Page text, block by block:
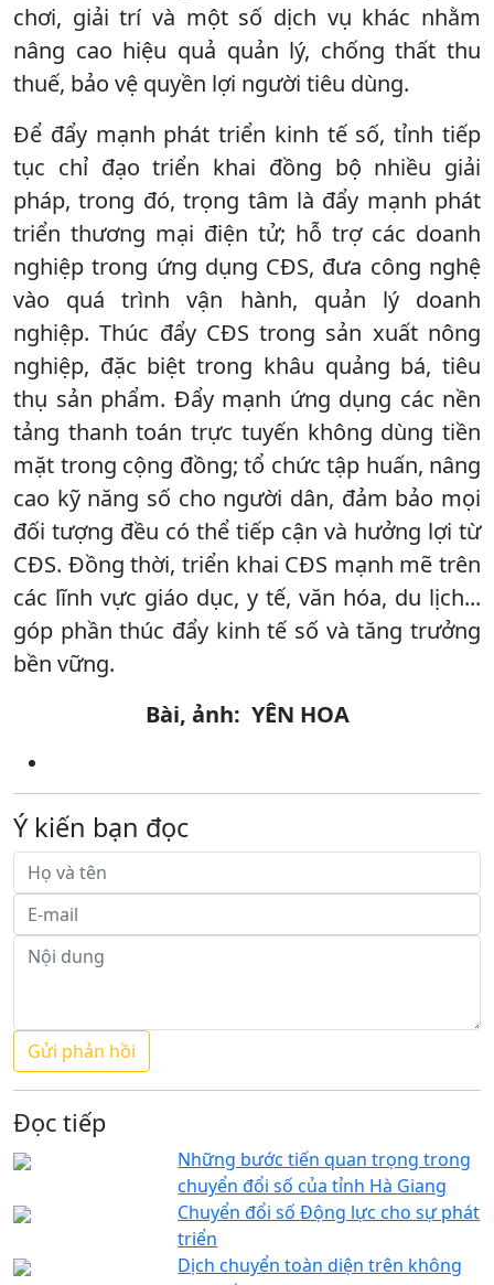
chơi, giải trí và một số dịch vụ khác nhằm
nâng cao hiệu quả quản lý, chống thất thu
thuế, bảo vệ quyền lợi người tiêu dùng.
Để đẩy mạnh phát triển kinh tế số, tỉnh tiếp
tục chỉ đạo triển khai đồng bộ nhiều giải
pháp, trong đó, trọng tâm là đẩy mạnh phát
triển thương mại điện tử; hỗ trợ các doanh
nghiệp trong ứng dụng CĐS, đưa công nghệ
vào quá trình vận hành, quản lý doanh
nghiệp. Thúc đẩy CĐS trong sản xuất nông
nghiệp, đặc biệt trong khâu quảng bá, tiêu
thụ sản phẩm. Đẩy mạnh ứng dụng các nền
tảng thanh toán trực tuyến không dùng tiền
mặt trong cộng đồng; tổ chức tập huấn, nâng
cao kỹ năng số cho người dân, đảm bảo mọi
đối tượng đều có thể tiếp cận và hưởng lợi từ
CĐS. Đồng thời, triển khai CĐS mạnh mẽ trên
các lĩnh vực giáo dục, y tế, văn hóa, du lịch...
góp phần thúc đẩy kinh tế số và tăng trưởng
bền vững.
Bài, ảnh: YÊN HOA
Ý kiến bạn đọc
Đọc tiếp
Những bước tiến quan trọng trong
chuyển đổi số của tỉnh Hà Giang
Chuyển đổi số Động lực cho sự phát
triển
Dịch chuyển toàn diện trên không